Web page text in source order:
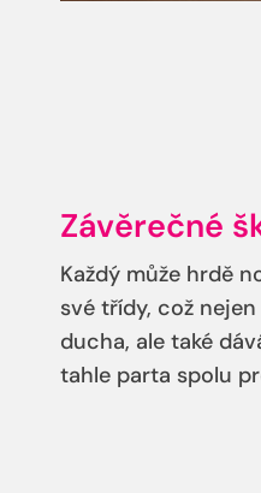
Závěrečné
Každý může hrdě
své třídy, což
ducha, ale také
tahle parta spolu